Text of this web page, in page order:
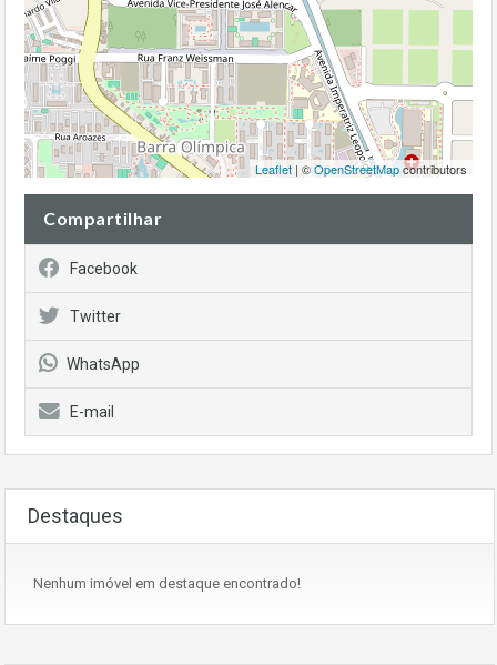
Leaflet | ©OpenStreetMapcontributors
Compartilhar
Facebook
Twitter
WhatsApp
E-mail
Destaques
Nenhum imóvel em destaque encontrado!